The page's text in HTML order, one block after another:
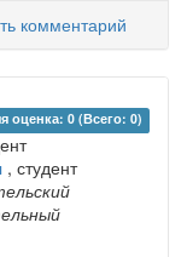
комментарий
оценка: 0 (Всего: 0)
, студент